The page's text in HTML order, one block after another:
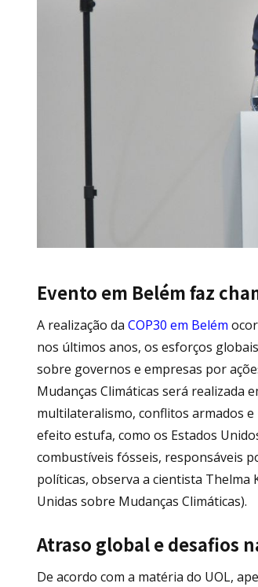
Evento em Belém faz
A realização da COP30 em Belém
nos últimos anos, os esforços
sobre governos e empresas por
Mudanças Climáticas será realizada
multilateralismo, conflitos armados
efeito estufa, como os Estados
combustíveis fósseis, responsáveis
políticas, observa a cientista Thelma
Unidas sobre Mudanças Climáticas).
Atraso global e desafios
De acordo com a matéria do UOL,